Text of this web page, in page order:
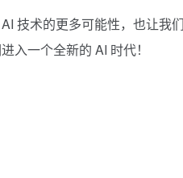
技术的更多可能性，也让我
入一个全新的 AI 时代！